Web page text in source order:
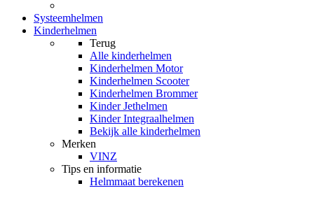
Systeemhelmen
Kinderhelmen
Terug
Alle kinderhelmen
Kinderhelmen Motor
Kinderhelmen Scooter
Kinderhelmen Brommer
Kinder Jethelmen
Kinder Integraalhelmen
Bekijk alle kinderhelmen
Merken
VINZ
Tips en informatie
Helmmaat berekenen